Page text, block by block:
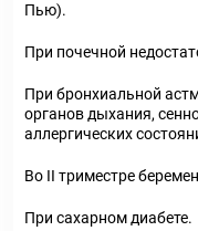
Пью).
При почечной
При бронхиальной
органов дыхания,
аллергических
Во II триместре
При сахарном диабете.